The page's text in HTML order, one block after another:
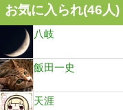
お気に入られ(46人)
八岐
飯田一史
天涯